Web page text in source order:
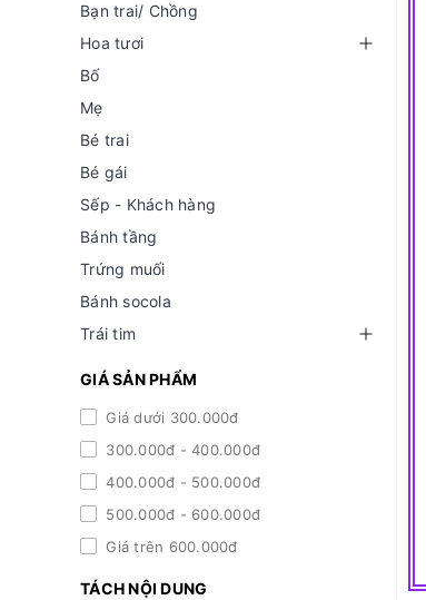
Bạn trai/ Chồng
Hoa tươi
Bố
Mẹ
Bé trai
Bé gái
Sếp - Khách hàng
Bánh tầng
Trứng muối
Bánh socola
Trái tim
GIÁ SẢN PHẨM
Giá dưới 300.000đ
300.000đ - 400.000đ
400.000đ - 500.000đ
500.000đ - 600.000đ
Giá trên 600.000đ
TÁCH NỘI DUNG